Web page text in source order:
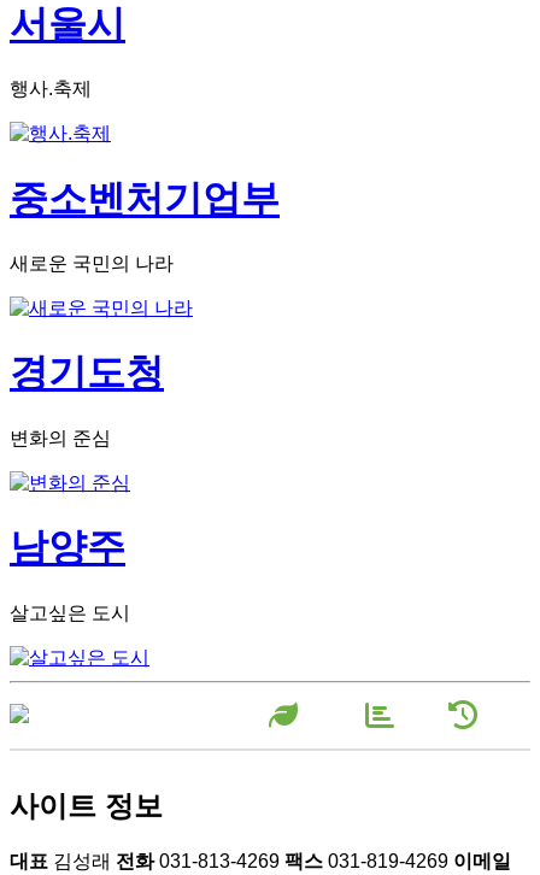
서울시
행사.축제
중소벤처기업부
새로운 국민의 나라
경기도청
변화의 준심
남양주
살고싶은 도시
혁
사이트 정보
대표 김성래 전화031-813-4269 팩스 031-819-4269 이메일